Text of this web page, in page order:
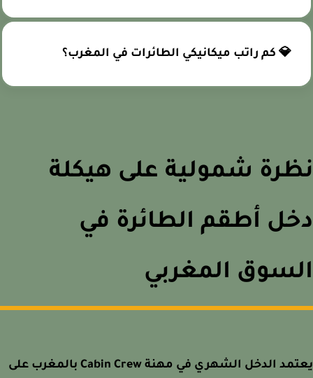
💎 كم راتب ميكانيكي الطائرات في المغرب؟
شمولية على هيكلة
أطقم الطائرة في
المغربي
يعتمد الدخل الشهري في مهنة Cabin Crew بالمغرب على